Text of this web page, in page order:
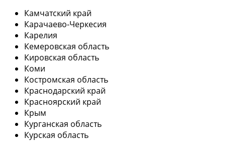
Камчатский край
Карачаево-Черкесия
Карелия
Кемеровская область
Кировская область
Коми
Костромская область
Краснодарский край
Красноярский край
Крым
Курганская область
Курская область